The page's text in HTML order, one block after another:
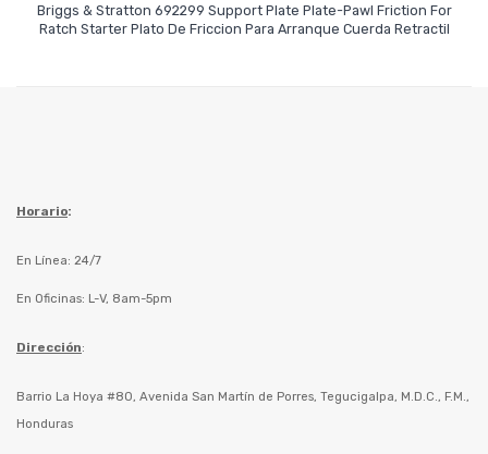
Briggs & Stratton 692299 Support Plate Plate-Pawl Friction For
Ratch Starter Plato De Friccion Para Arranque Cuerda Retractil
Leer Más
Horario:
En Línea: 24/7
En Oficinas: L-V, 8am-5pm
Dirección:
Barrio La Hoya #80, Avenida San Martín de Porres, Tegucigalpa, M.D.C., F.M.,
Honduras